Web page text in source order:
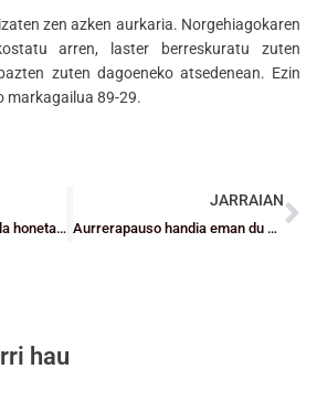
zen azken aurkaria. Norgehiagokaren
arren, laster berreskuratu zuten
zuten dagoeneko atsedenean. Ezin
markagailua 89-29.
Peru Gorritxategi: “Maila honetan kontzentrazioan dago gakoa”
JARRAIAN
Aurrerapauso handia eman du GDKO Ibaizabalek mailara igotzeko sailkapen-fasean sartzeko
hau